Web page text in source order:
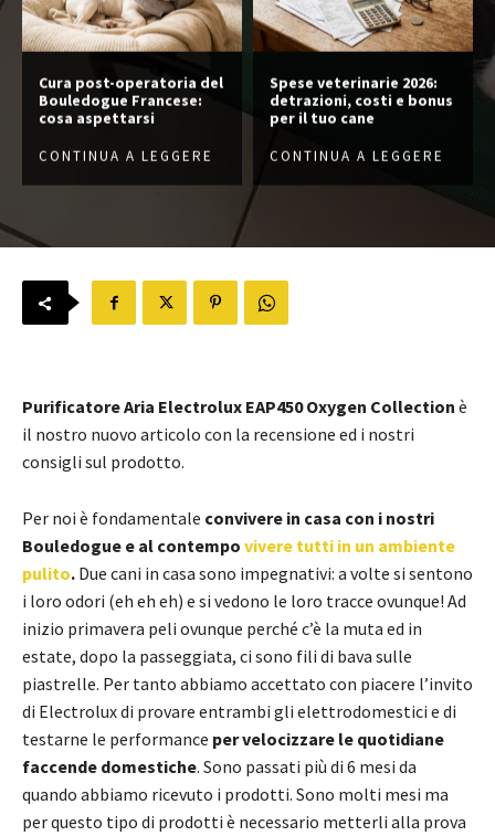
Cura post-operatoria del
Bouledogue Francese:
cosa aspettarsi
CONTINUA A LEGGERE
Spese veterinarie 2026:
detrazioni, costi e bonus
per il tuo cane
CONTINUA A LEGGERE
Purificatore Aria Electrolux EAP450 Oxygen Collection è
il nostro nuovo articolo con la recensione ed i nostri
consigli sul prodotto.
Per noi è fondamentale convivere in casa con i nostri
Bouledogue e al contempo vivere tutti in un ambiente
pulito. Due cani in casa sono impegnativi: a volte si sentono
i loro odori (eh eh eh) e si vedono le loro tracce ovunque! Ad
inizio primavera peli ovunque perché c’è la muta ed in
estate, dopo la passeggiata, ci sono fili di bava sulle
piastrelle. Per tanto abbiamo accettato con piacere l’invito
di Electrolux di provare entrambi gli elettrodomestici e di
testarne le performance per velocizzare le quotidiane
faccende domestiche. Sono passati più di 6 mesi da
quando abbiamo ricevuto i prodotti. Sono molti mesi ma
per questo tipo di prodotti è necessario metterli alla prova